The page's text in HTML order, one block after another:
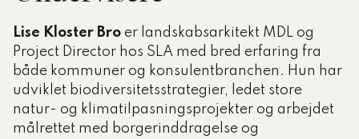
Lise Kloster Bro er landskabsarkitekt MDL og
Project Director hos SLA med bred erfaring fra
både kommuner og konsulentbranchen. Hun har
udviklet biodiversitetsstrategier, ledet store
natur- og klimatilpasningsprojekter og arbejdet
målrettet med borgerinddragelse og